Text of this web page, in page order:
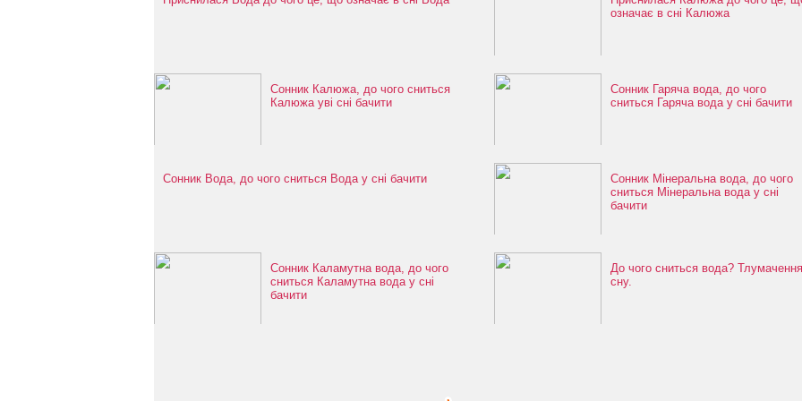
означає в сні Калюжа
Сонник Калюжа, до чого сниться
Калюжа уві сні бачити
Сонник Гаряча вода, до чого
сниться Гаряча вода у сні бачити
Сонник Вода, до чого сниться Вода у сні бачити
Сонник Мінеральна вода, до чого
сниться Мінеральна вода у сні
бачити
Сонник Каламутна вода, до чого
сниться Каламутна вода у сні
бачити
До чого сниться вода? Тлумачення
сну.